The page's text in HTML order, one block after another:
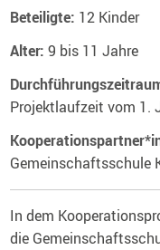
Beteiligte: 12 Kinder
Alter: 9 bis 11 Jahre
Projektlaufzeit vom 1.
Gemeinschaftsschule
In dem
die